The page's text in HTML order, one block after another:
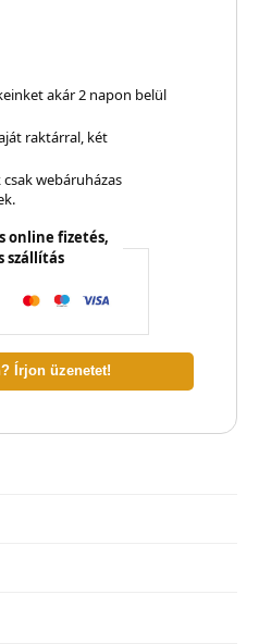
akár 2 napon belül
raktárral, két
webáruházas
online fizetés,
szállítás
Írjon üzenetet!